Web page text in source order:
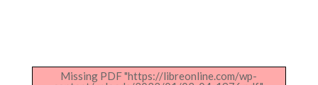
Missing PDF "https://libreonline.com/wp-